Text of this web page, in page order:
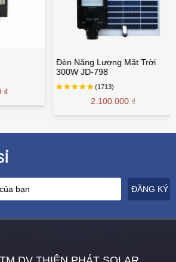
Đèn Năng Lượng Mặt Trời
300W JD-798
(1713)
2.100.000 ₫